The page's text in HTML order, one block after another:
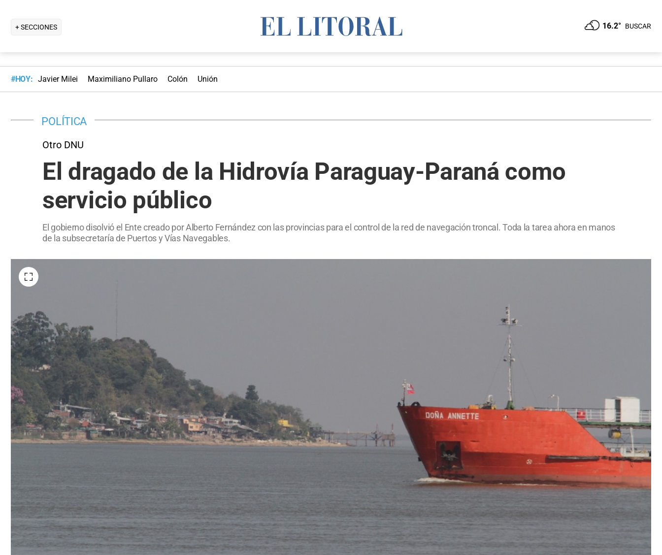
+ SECCIONES 16.2° BUSCAR
#HOY: Javier Milei Maximiliano Pullaro Colón Unión
POLÍTICA
Otro DNU
El dragado de la Hidrovía Paraguay-Paraná como
servicio público
El gobierno disolvió el Ente creado por Alberto Fernández con las provincias para el control de la red de navegación troncal. Toda la tarea ahora en manos
de la subsecretaría de Puertos y Vías Navegables.